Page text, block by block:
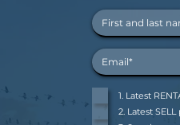
1. Latest
2. Latest